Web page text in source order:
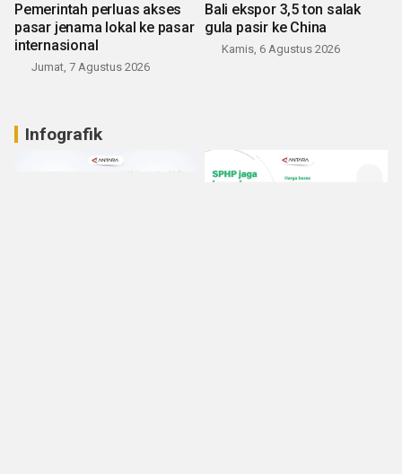
Pemerintah perluas akses
pasar jenama lokal ke pasar
internasional
Jumat, 7 Agustus 2026
Bali ekspor 3,5 ton salak
gula pasir ke China
Kamis, 6 Agustus 2026
Infografik